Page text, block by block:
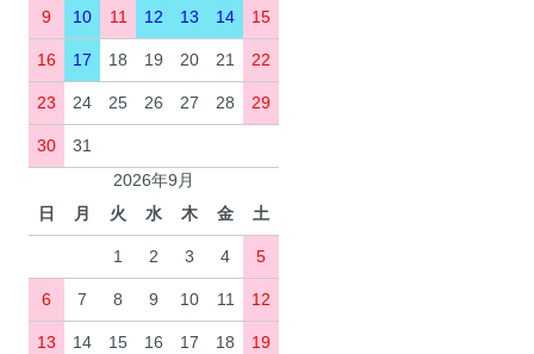
9 10 11 12 13 14 15
16 17 18 19 20 21 22
23 24 25 26 27 28 29
30
31
2026年9月
日
月 火 水 木 金 土
1 2 3 4 5
6 7 8 9 10 11 12
13 14 15 16 17 18 19